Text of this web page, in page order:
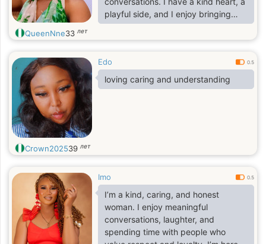
playful side, and I enjoy bringing
positive energy wherever I go. I
believe in being genuine, loyal, and
QueenNne33 лет
Edo 0.5
loving caring and understanding
Crown202539 лет
Imo 0.5
I’m a kind, caring, and honest
woman. I enjoy meaningful
conversations, laughter, and
spending time with people who